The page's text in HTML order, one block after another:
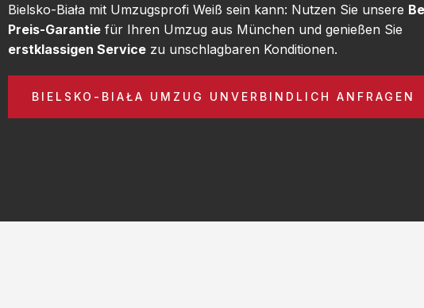
Bielsko-Biała mit Umzugsprofi Weiß sein kann: Nutzen Sie unsere
Preis-Garantie für Ihren Umzug aus München und genießen Sie
erstklassigen Service zu unschlagbaren Konditionen.
BIELSKO-BIAŁA UMZUG UNVERBINDLICH ANFRAGEN